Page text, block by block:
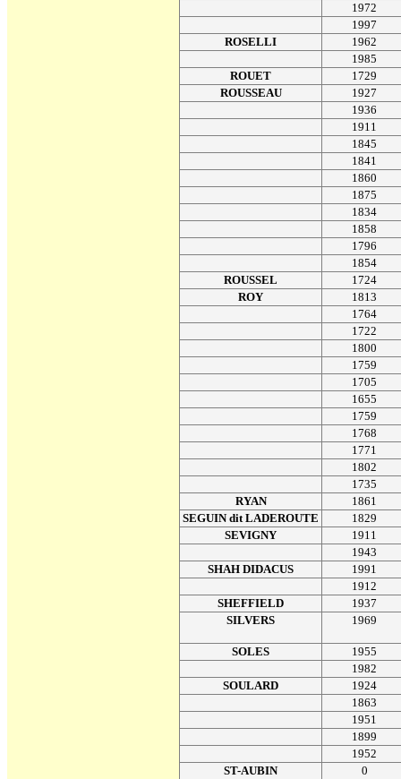
1972
1997
ROSELLI
1962
1985
ROUET
1729
ROUSSEAU
1927
1936
1911
1845
1841
1860
1875
1834
1858
1796
1854
ROUSSEL
1724
ROY
1813
1764
1722
1800
1759
1705
1655
1759
1768
1771
1802
1735
RYAN
1861
SEGUIN dit LADEROUTE
1829
SEVIGNY
1911
1943
SHAH DIDACUS
1991
1912
SHEFFIELD
1937
SILVERS
1969
SOLES
1955
1982
SOULARD
1924
1863
1951
1899
1952
ST-AUBIN
0